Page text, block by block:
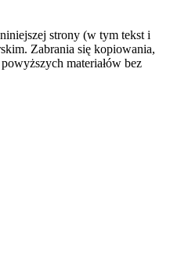
strony (w tym tekst i
Zabrania się kopiowania,
materiałów bez